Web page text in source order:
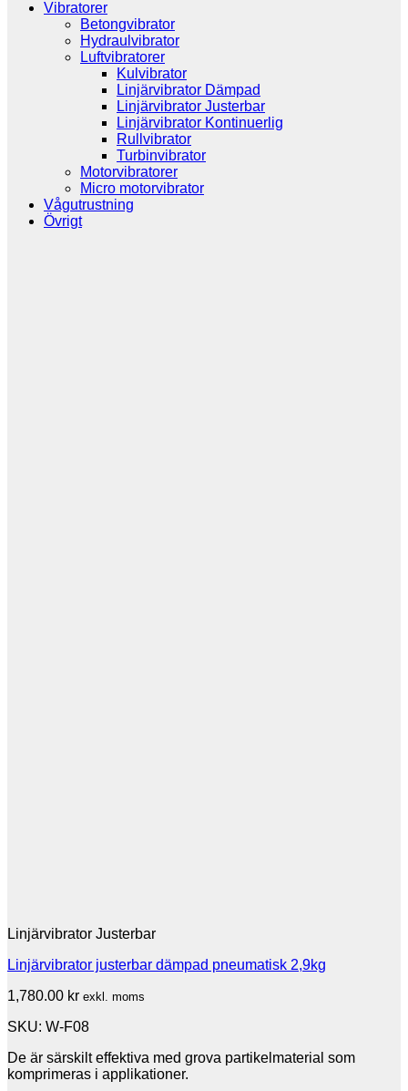
Vibratorer
Betongvibrator
Hydraulvibrator
Luftvibratorer
Kulvibrator
Linjärvibrator Dämpad
Linjärvibrator Justerbar
Linjärvibrator Kontinuerlig
Rullvibrator
Turbinvibrator
Motorvibratorer
Micro motorvibrator
Vågutrustning
Övrigt
Linjärvibrator Justerbar
Linjärvibrator justerbar dämpad pneumatisk 2,9kg
1,780.00 kr exkl. moms
SKU: W-F08
De är särskilt effektiva med grova partikelmaterial som
komprimeras i applikationer.